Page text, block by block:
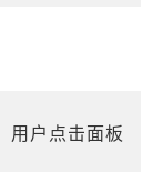
用户点击面板